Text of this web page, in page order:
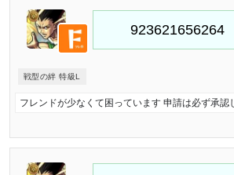
戦型の絆 特級L
フレンドが少なくて困っています 申請は必ず承認